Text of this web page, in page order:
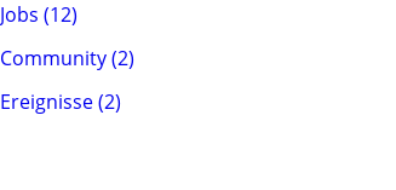
Jobs (12)
Community (2)
Ereignisse (2)